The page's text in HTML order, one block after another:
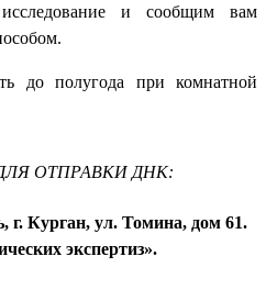
и сообщим вам
до полугода при комнатной
ОТПРАВКИ ДНК:
г. Курган, ул. Томина, дом 61.
экспертиз».